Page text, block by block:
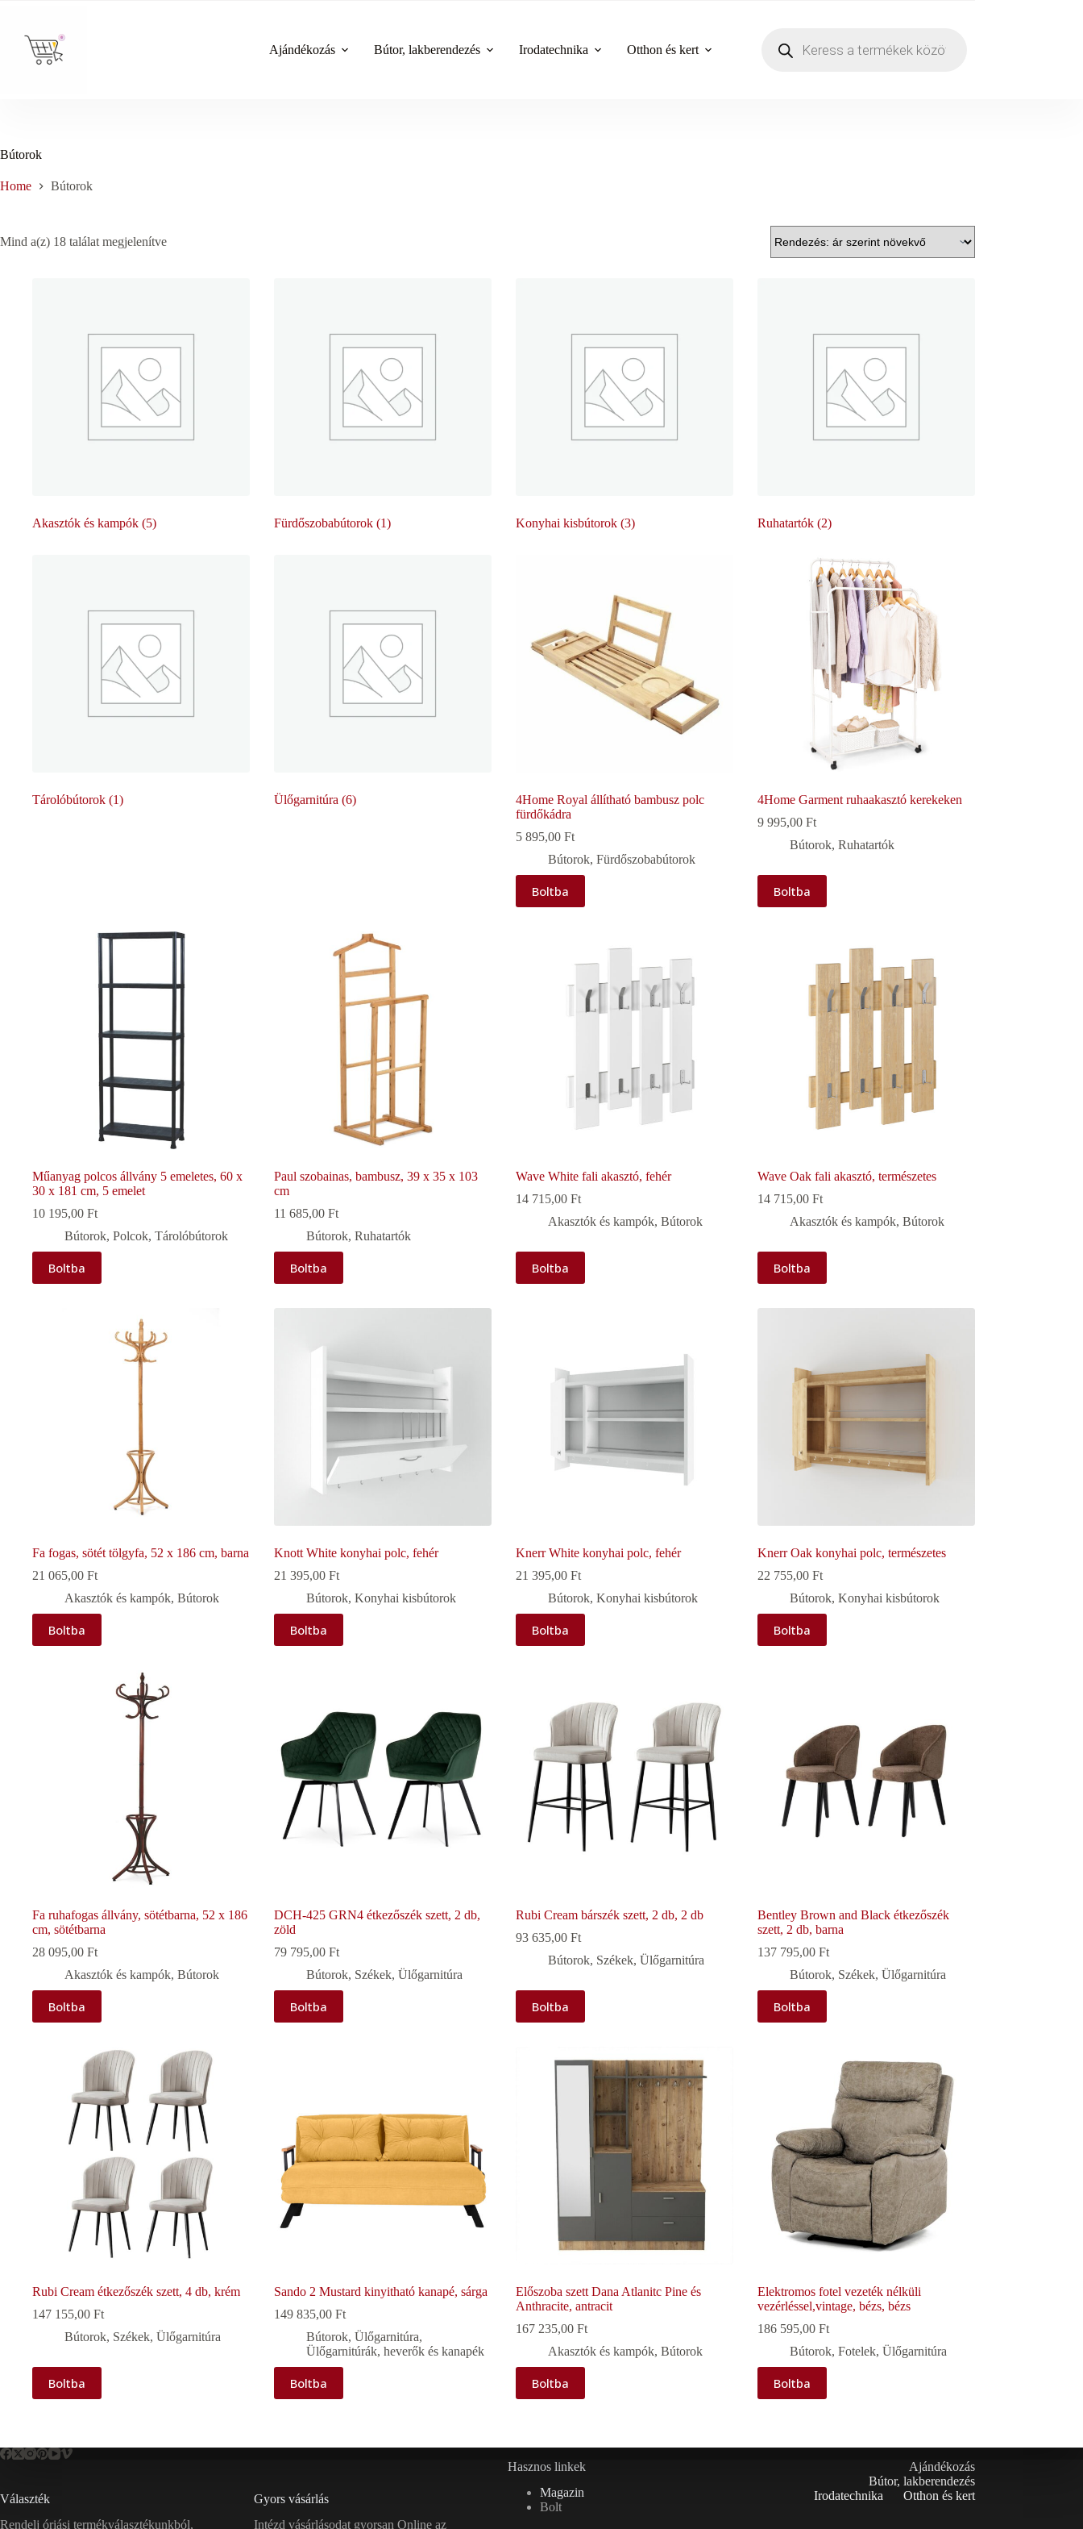
content
Ajándékozás
Bútor, lakberendezés Irodatechnika Otthon és kert
search
Bútorok
Home Bútorok
Mind a(z) 18 találat megjelenítveSorted
Akasztók és kampók (5) Fürdőszobabútorok (1) Konyhai kisbútorok (3) Ruhatartók (2)
Tárolóbútorok (1) Ülőgarnitúra (6)
4Home Royal állítható bambusz polc
fürdőkádra
5 895,00 Ft
Bútorok, Fürdőszobabútorok
Boltba
4Home Garment ruhaakasztó kerekeken
9 995,00 Ft
Bútorok, Ruhatartók
Boltba
Műanyag polcos állvány 5 emeletes, 60 x
30 x 181 cm, 5 emelet
10 195,00 Ft
Bútorok, Polcok, Tárolóbútorok
Boltba
Paul szobainas, bambusz, 39 x 35 x 103
cm
11 685,00 Ft
Bútorok, Ruhatartók
Boltba
Wave White fali akasztó, fehér
14 715,00 Ft
Akasztók és kampók, Bútorok
Boltba
Wave Oak fali akasztó, természetes
14 715,00 Ft
Akasztók és kampók, Bútorok
Boltba
Fa fogas, sötét tölgyfa, 52 x 186 cm, barna
21 065,00 Ft
Akasztók és kampók, Bútorok
Boltba
Knott White konyhai polc, fehér
21 395,00 Ft
Bútorok, Konyhai kisbútorok
Boltba
Knerr White konyhai polc, fehér
21 395,00 Ft
Bútorok, Konyhai kisbútorok
Boltba
Knerr Oak konyhai polc, természetes
22 755,00 Ft
Bútorok, Konyhai kisbútorok
Boltba
Fa ruhafogas állvány, sötétbarna, 52 x 186
cm, sötétbarna
28 095,00 Ft
Akasztók és kampók, Bútorok
Boltba
DCH-425 GRN4 étkezőszék szett, 2 db,
zöld
79 795,00 Ft
Bútorok, Székek, Ülőgarnitúra
Boltba
Rubi Cream bárszék szett, 2 db, 2 db
93 635,00 Ft
Bútorok, Székek, Ülőgarnitúra
Boltba
Bentley Brown and Black étkezőszék
szett, 2 db, barna
137 795,00 Ft
Bútorok, Székek, Ülőgarnitúra
Boltba
Rubi Cream étkezőszék szett, 4 db, krém
147 155,00 Ft
Bútorok, Székek, Ülőgarnitúra
Boltba
Sando 2 Mustard kinyitható kanapé, sárga
149 835,00 Ft
Bútorok, Ülőgarnitúra,
Ülőgarnitúrák, heverők és kanapék
Boltba
Előszoba szett Dana Atlanitc Pine és
Anthracite, antracit
167 235,00 Ft
Akasztók és kampók, Bútorok
Boltba
Elektromos fotel vezeték nélküli
vezérléssel,vintage, bézs, bézs
186 595,00 Ft
Bútorok, Fotelek, Ülőgarnitúra
Boltba
Választék
Rendelj óriási termékválasztékunkból,
Gyors vásárlás
Intézd vásárlásodat gyorsan Online az
Hasznos linkek
Magazin
Bolt
Ajándékozás
Bútor, lakberendezés
Irodatechnika
Otthon és kert